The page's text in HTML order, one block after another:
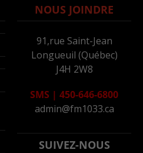
NOUS JOINDRE
91,rue Saint-Jean
Longueuil (Québec)
J4H 2W8
SMS | 450-646-6800
admin@fm1033.ca
SUIVEZ-NOUS